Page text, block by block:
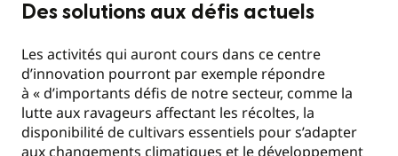
Des solutions aux défis actuels
Les activités qui auront cours dans ce centre
d’innovation pourront par exemple répondre
à « d’importants défis de notre secteur, comme la
lutte aux ravageurs affectant les récoltes, la
disponibilité de cultivars essentiels pour s’adapter
aux changements climatiques et le développement